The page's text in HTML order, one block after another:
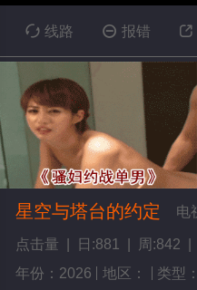
 线路  报错 
星空与塔台的约定 电
点击量 | 日:881 | 周:842 |
年份：2026
地区： 类型